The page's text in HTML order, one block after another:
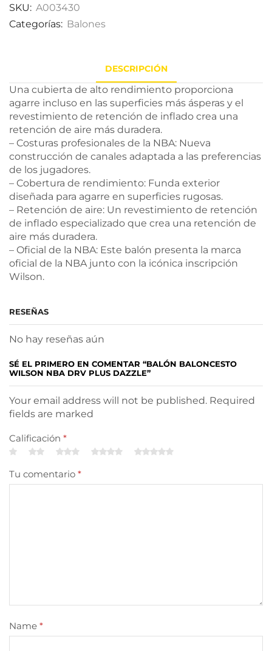
SKU: A003430
Categorías: Balones
DESCRIPCIÓN
Una cubierta de alto rendimiento proporciona
agarre incluso en las superficies más ásperas y el
revestimiento de retención de inflado crea una
retención de aire más duradera.
– Costuras profesionales de la NBA: Nueva
construcción de canales adaptada a las preferencias
de los jugadores.
– Cobertura de rendimiento: Funda exterior
diseñada para agarre en superficies rugosas.
– Retención de aire: Un revestimiento de retención
de inflado especializado que crea una retención de
aire más duradera.
– Oficial de la NBA: Este balón presenta la marca
oficial de la NBA junto con la icónica inscripción
Wilson.
RESEÑAS
No hay reseñas aún
SÉ EL PRIMERO EN COMENTAR “BALÓN BALONCESTO
WILSON NBA DRV PLUS DAZZLE”
Your email address will not be published. Required
fields are marked
Calificación *
Tu comentario *
Name *